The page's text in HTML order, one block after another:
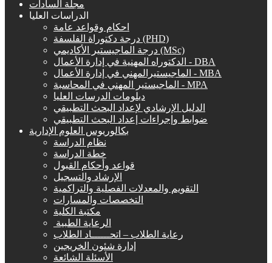
مجلة السادات
الدراسات العليا
احكام وقواعد عامة
درجة دكتوراة الفلسفة (PHD)
درجة الماجيستير الأكاديمي (MSc)
الدكتوراه المهنية في إدارة الأعمال - DBA
الماجيستيرالمهني في إدارة الأعمال - MBA
الماجيستير المهني في المحاسبة - MPA
دبلومات الدرسات العليا
الدليل الإرشادي لإعداد البحث التطبيقي
ضوابط وإجراءات إعداد البحث التطبيقي
بكالوريوس العلوم الإدارية
نظام الدراسة
خطة الدراسة
قواعد وأحكام القبول
الإرشاد والتسجيل
التقويم والمعدلات الفصلية والتراكمية
التخصصات والمسارات
مكتبة الكلية
الرعاية الطبية ‏
رعاية الطلاب – اتحــــــاد الطلاب
إدارة شئون الخريجين
الأسئلة الشائعة